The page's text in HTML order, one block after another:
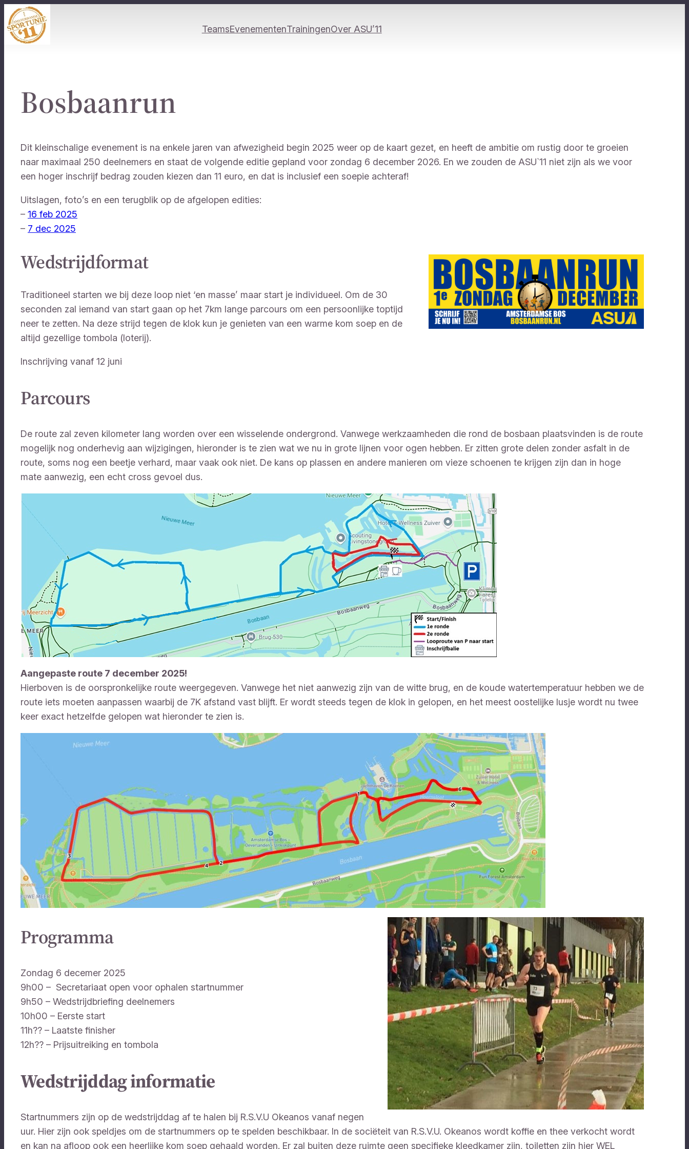
Ga
naar
de
TeamsEvenementenTrainingenOver ASU’11
Bosbaanrun
Dit kleinschalige evenement is na enkele jaren van afwezigheid begin 2025 weer op de kaart gezet, en heeft de ambitie om rustig door te groeien
naar maximaal 250 deelnemers en staat de volgende editie gepland voor zondag 6 december 2026. En we zouden de ASU`11 niet zijn als we voor
een hoger inschrijf bedrag zouden kiezen dan 11 euro, en dat is inclusief een soepie achteraf!
Uitslagen, foto’s en een terugblik op de afgelopen edities:
– 16 feb 2025
– 7 dec 2025
Wedstrijdformat
Traditioneel starten we bij deze loop niet ‘en masse’ maar start je individueel. Om de 30
seconden zal iemand van start gaan op het 7km lange parcours om een persoonlijke toptijd
neer te zetten. Na deze strijd tegen de klok kun je genieten van een warme kom soep en de
altijd gezellige tombola (loterij).
Inschrijving vanaf 12 juni
Parcours
De route zal zeven kilometer lang worden over een wisselende ondergrond. Vanwege werkzaamheden die rond de bosbaan plaatsvinden is de route
mogelijk nog onderhevig aan wijzigingen, hieronder is te zien wat we nu in grote lijnen voor ogen hebben. Er zitten grote delen zonder asfalt in de
route, soms nog een beetje verhard, maar vaak ook niet. De kans op plassen en andere manieren om vieze schoenen te krijgen zijn dan in hoge
mate aanwezig, een echt cross gevoel dus.
Aangepaste route 7 december 2025!
Hierboven is de oorspronkelijke route weergegeven. Vanwege het niet aanwezig zijn van de witte brug, en de koude watertemperatuur hebben we de
route iets moeten aanpassen waarbij de 7K afstand vast blijft. Er wordt steeds tegen de klok in gelopen, en het meest oostelijke lusje wordt nu twee
keer exact hetzelfde gelopen wat hieronder te zien is.
Programma
Zondag 6 decemer 2025
9h00 – Secretariaat open voor ophalen startnummer
9h50 – Wedstrijdbriefing deelnemers
10h00 – Eerste start
11h?? – Laatste finisher
12h?? – Prijsuitreiking en tombola
Wedstrijddag informatie
Startnummers zijn op de wedstrijddag af te halen bij R.S.V.U Okeanos vanaf negen
uur. Hier zijn ook speldjes om de startnummers op te spelden beschikbaar. In de sociëteit van R.S.V.U. Okeanos wordt koffie en thee verkocht wordt
en kan na afloop ook een heerlijke kom soep gehaald worden. Er zal buiten deze ruimte geen specifieke kleedkamer zijn, toiletten zijn hier WEL